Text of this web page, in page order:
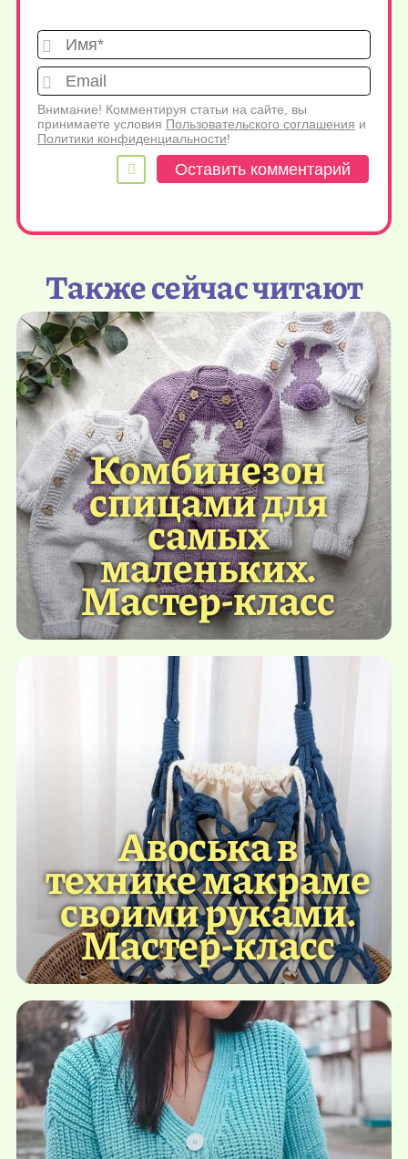
Имя*
Внимание! Комментируя статьи на сайте, вы
принимаете условия Пользовательского соглашения и
Политики конфиденциальности!
Также сейчас читают
Комбинезон
спицами для
самых
маленьких.
Мастер-класс
Авоська в
технике макраме
своими руками.
Мастер-класс